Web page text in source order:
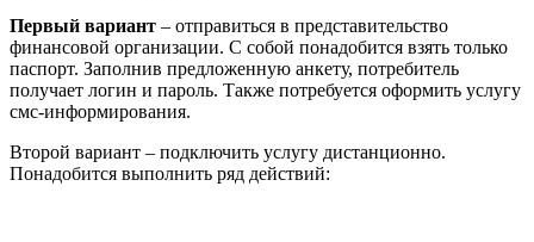
Первый вариант – отправиться в представительство
финансовой организации. С собой понадобится взять только
паспорт. Заполнив предложенную анкету, потребитель
получает логин и пароль. Также потребуется оформить услугу
смс-информирования.
Второй вариант – подключить услугу дистанционно.
Понадобится выполнить ряд действий: